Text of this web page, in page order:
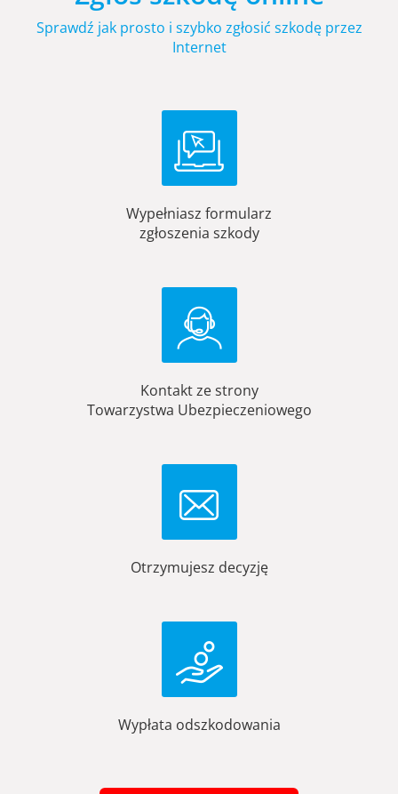
Sprawdź jak prosto i szybko zgłosić szkodę przez
Internet
Wypełniasz formularz
zgłoszenia szkody
Kontakt ze strony
Towarzystwa Ubezpieczeniowego
Otrzymujesz decyzję
Wypłata odszkodowania